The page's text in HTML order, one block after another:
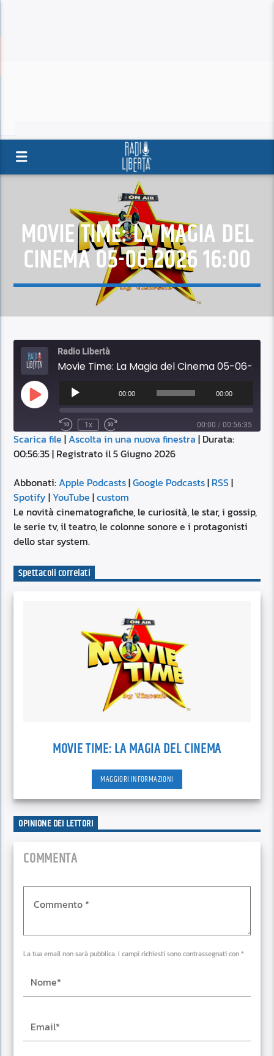
MOVIE TIME: LA MAGIA DEL
CINEMA 05-06-2026 16:00
Radio Libertà
Play
Episode
Audio
Player
00:00 00:00
1x 00:00 / 00:56:35
SUBSCRIBE SHARE
Apple Podcasts Google Podcasts
YouTube
RSS FEED
SHARE
LINK
EMBED
Scarica file |Ascolta in una nuova finestra | Durata:
00:56:35| Registrato il 5 Giugno 2026
Abbonati:Apple Podcasts|Google Podcasts| RSS|
Spotify | YouTube |custom
Le novità cinematografiche, le curiosità, le star, i gossip,
le serie tv, il teatro, le colonne sonore e i protagonisti
dello star system.
Spettacoli correlati
MOVIE TIME: LA MAGIA DEL CINEMA
MAGGIORI INFORMAZIONI
OPINIONE DEI LETTORI
COMMENTA
La tua email non sarà pubblica. I campi richiesti sono contrassegnati con *